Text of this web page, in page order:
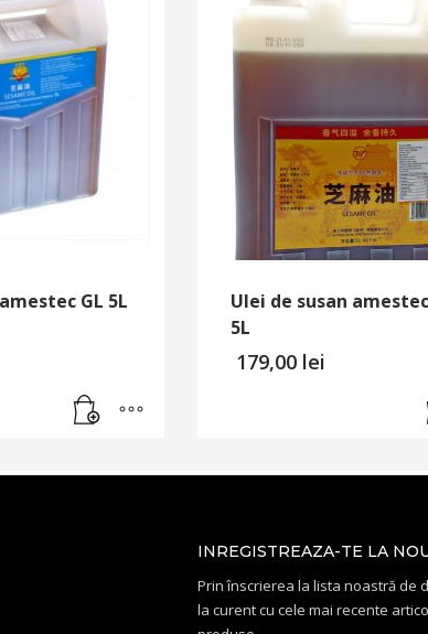
GL 5L
Ulei de susan
5L
179,00 lei
INREGISTREAZA-TE LA
Prin înscrierea la lista noastră de
la curent cu cele mai recente